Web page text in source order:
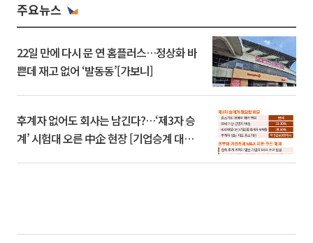
주요뉴스
22일 만에 다시 문 연 홈플러스…정상화 바
쁜데 재고 없어 ‘발동동’[가보니]
후계자 없어도 회사는 남긴다?…‘제3자 승
계’ 시험대 오른 中企 현장 [기업승계 대전